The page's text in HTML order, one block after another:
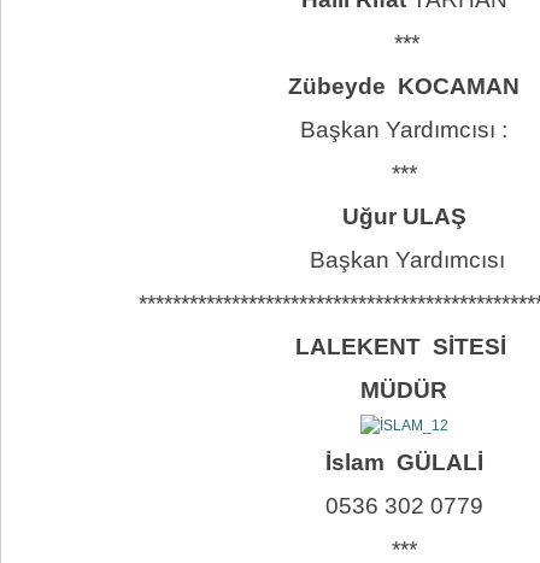
***
Zübeyde KOCAMAN
Başkan Yardımcısı :
***
Uğur ULAŞ
Başkan Yardımcısı
LALEKENT SİTESİ
MÜDÜR
İslam GÜLALİ
0536 302 0779
***